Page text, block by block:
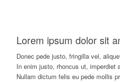
Lorem ipsum dolor sit
Donec pede justo, fringilla vel,
In enim justo, rhoncus ut, imperdiet
Nullam dictum felis eu pede mollis